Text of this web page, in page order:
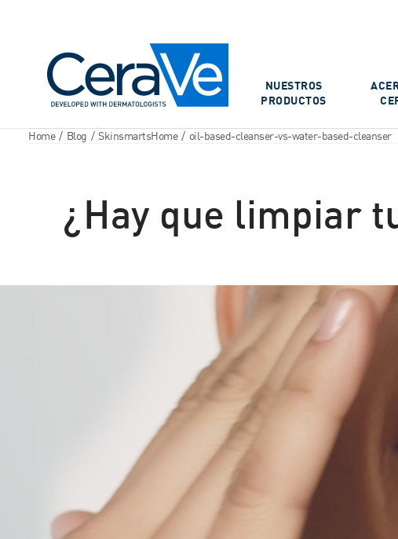
NUESTROS
PRODUCTOS
Home / Blog / SkinsmartsHome / oil-based-cleanser-vs-water-based-cleanser
¿Hay que limpiar